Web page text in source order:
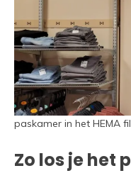
paskamer in het HEMA
Zo los je het